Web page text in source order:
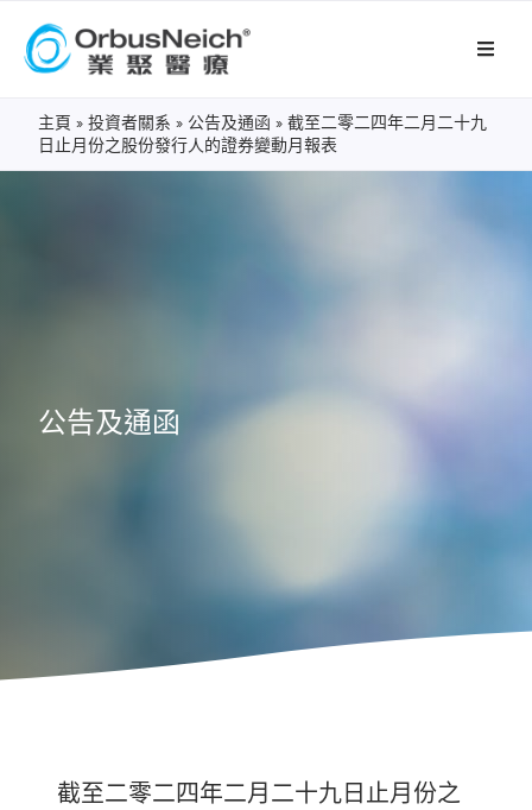
主頁 » 投資者關系 » 公告及通函 » 截至二零二四年二月二十九
日止月份之股份發行人的證券變動月報表
公告及通函
截至二零二四年二月二十九日止月份之